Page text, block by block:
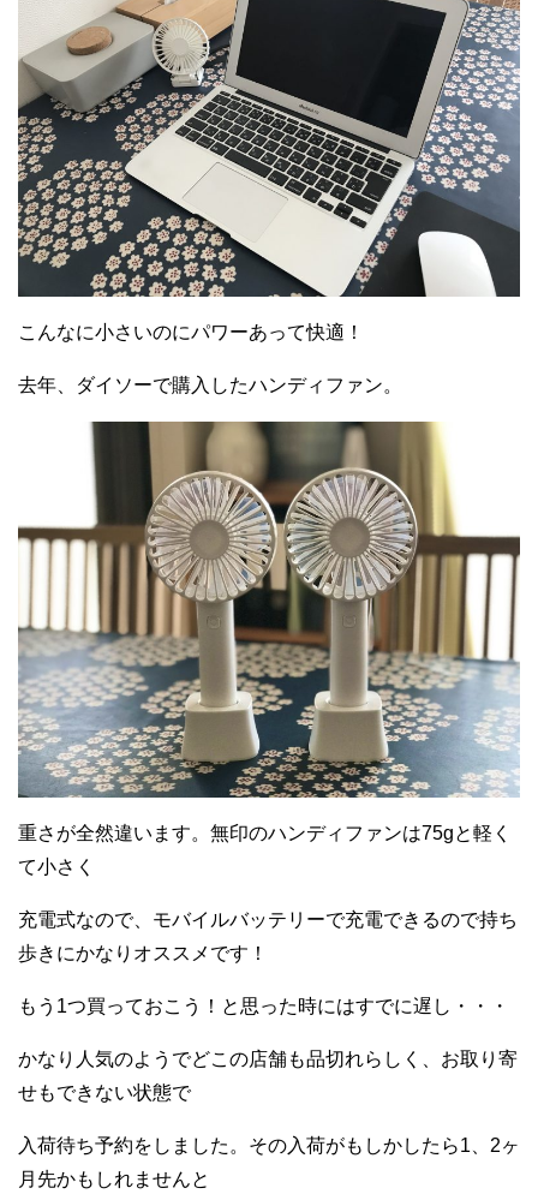
こんなに小さいのにパワーあって快適！
去年、ダイソーで購入したハンディファン。
重さが全然違います。無印のハンディファンは75gと軽く
て小さく
充電式なので、モバイルバッテリーで充電できるので持ち
歩きにかなりオススメです！
もう1つ買っておこう！と思った時にはすでに遅し・・・
かなり人気のようでどこの店舗も品切れらしく、お取り寄
せもできない状態で
入荷待ち予約をしました。その入荷がもしかしたら1、2ヶ
月先かもしれませんと